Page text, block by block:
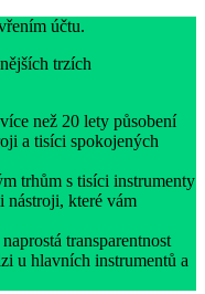
účtu.
trzích
než 20 lety působení
a tisíci spokojených
trhům s tisíci instrumenty
nástroji, které vám
transparentnost
u hlavních instrumentů a